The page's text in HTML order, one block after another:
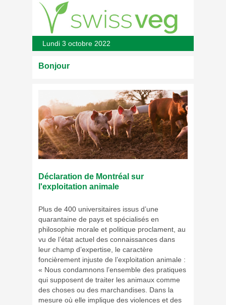
Lundi 3 octobre 2022
Bonjour
Déclaration de Montréal sur
l'exploitation animale
Plus de 400 universitaires issus d’une
quarantaine de pays et spécialisés en
philosophie morale et politique proclament, au
vu de l’état actuel des connaissances dans
leur champ d’expertise, le caractère
foncièrement injuste de l’exploitation animale :
« Nous condamnons l’ensemble des pratiques
qui supposent de traiter les animaux comme
des choses ou des marchandises. Dans la
mesure où elle implique des violences et des